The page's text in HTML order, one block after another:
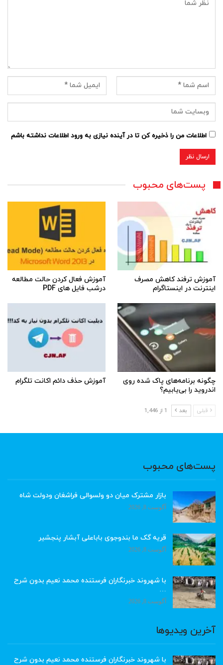
اطلاعات من را ذخیره کن تا در آینده نیازی به ورود اطلاعات نداشته باشم
پست‌های محبوب
آموزش ترفند کاهش مصرف
اینترنت در اینستاگرام
آموزش فعال کردن حالت مطالعه
درشب فایل های PDF
چگونه برنامه‌های پاک شده روی
اندروید را بی‌یابیم؟
آموزش حذف دائم اکانت تلگرام
قبلی بعد 1 از 1,446
پست‌های محبوب
بازار مشترک میان دو ولسوالی فراشغان ودولت شاه
آگوست 8, 2026
قریه گک ما بندوجوی باباعلی آبشار پنجشیر
آگوست 8, 2026
با شهروند خبرنگاران فرستنده محمد نعیم بدون شرح
…
آگوست 8, 2026
آخرین ویدیوها
با شهروند خبرنگاران فرستنده محمد نعیم بدون شرح